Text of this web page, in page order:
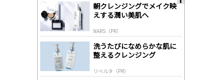
朝クレンジングでメイク映
えする潤い美肌へ
NARS（PR）
洗うたびになめらかな肌に
整えるクレンジング
リベルタ（PR）